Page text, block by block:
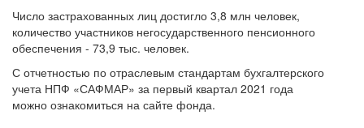
Число застрахованных лиц достигло 3,8 млн человек,
количество участников негосударственного пенсионного
обеспечения - 73,9 тыс. человек.
С отчетностью по отраслевым стандартам бухгалтерского
учета НПФ «САФМАР» за первый квартал 2021 года
можно ознакомиться на сайте фонда.